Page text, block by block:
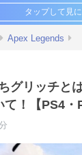
Apex Legends
グリッチと
！【PS4・